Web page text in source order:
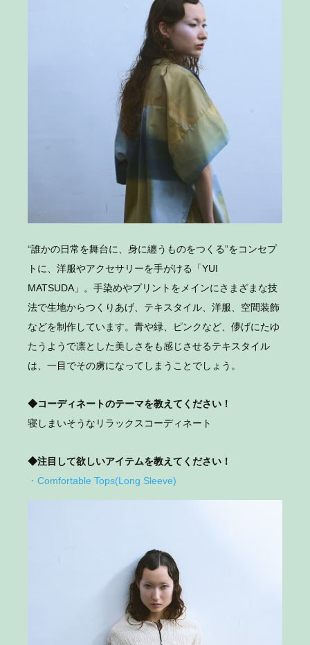
“誰かの日常を舞台に、身に纏うものをつくる”をコンセプ
トに、洋服やアクセサリーを手がける「YUI
MATSUDA」。手染めやプリントをメインにさまざまな技
法で生地からつくりあげ、テキスタイル、洋服、空間装飾
などを制作しています。青や緑、ピンクなど、儚げにたゆ
たうようで凛とした美しさをも感じさせるテキスタイル
は、一目でその虜になってしまうことでしょう。
◆コーディネートのテーマを教えてください！
寝しまいそうなリラックスコーディネート
◆注目して欲しいアイテムを教えてください！
・Comfortable Tops(Long Sleeve)